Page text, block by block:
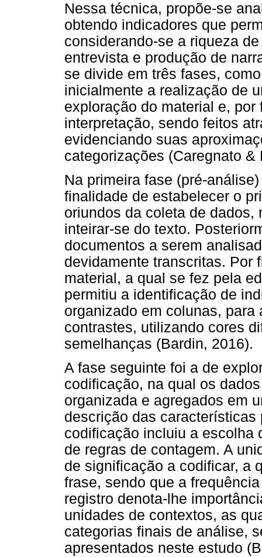
Nessa técnica, propõe-se
obtendo indicadores que
considerando-se a riqueza
entrevista e produção de
se divide em três fases,
inicialmente a realização de
exploração do material e,
interpretação, sendo feitos
evidenciando suas
categorizações (Caregnato &
Na primeira fase (pré-
finalidade de estabelecer o
oriundos da coleta de dados,
inteirar-se do texto.
documentos a serem
devidamente transcritas. Por
material, a qual se fez pela
permitiu a identificação de
organizado em colunas,
contrastes, utilizando cores
semelhanças (Bardin, 2016).
A fase seguinte foi a de
codificação, na qual os
organizada e agregados em
descrição das características
codificação incluiu a escolha
de regras de contagem. A
de significação a codificar, a
frase, sendo que a
registro denota-lhe
unidades de contextos, as
categorias finais de análise,
apresentados neste estudo